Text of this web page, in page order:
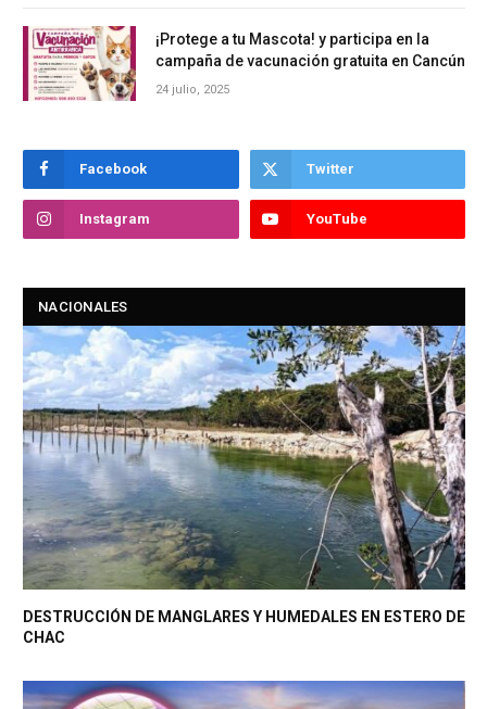
¡Protege a tu Mascota! y participa en la
campaña de vacunación gratuita en Cancún
24 julio, 2025
Facebook Twitter
Instagram YouTube
NACIONALES
DESTRUCCIÓN DE MANGLARES Y HUMEDALES EN ESTERO DE
CHAC